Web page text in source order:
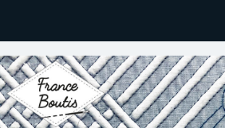
France Boutis
Le site de France Boutis